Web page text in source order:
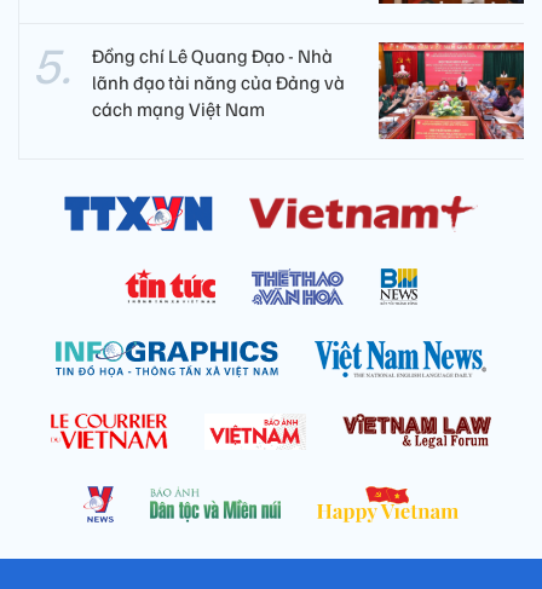
Đồng chí Lê Quang Đạo - Nhà
lãnh đạo tài năng của Đảng và
cách mạng Việt Nam​